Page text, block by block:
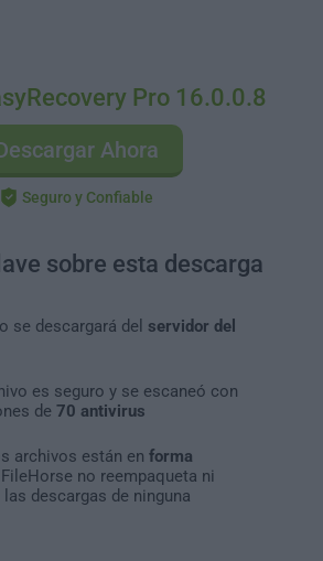
Pro 16.0.0.8
Ahora
Seguro y Confiable
sobre esta descarga
se descargará del servidor del
es seguro y se escaneó con
de 70 antivirus
archivos están en forma
. FileHorse no reempaqueta ni
descargas de ninguna